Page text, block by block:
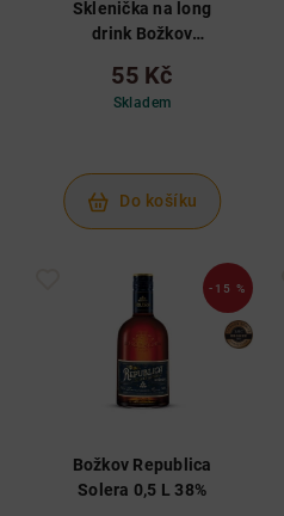
Sklenička na long
drink Božkov
55 Kč
Skladem
Do košíku
-15 %
Božkov Republica
Solera 0,5 L 38%